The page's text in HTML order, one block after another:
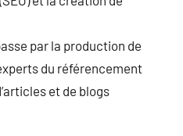
par la production de
du référencement
et de blogs